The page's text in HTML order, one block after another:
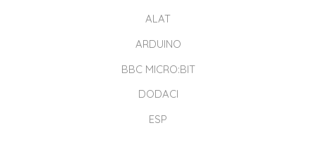
ALAT
ARDUINO
BBC MICRO:BIT
DODACI
ESP